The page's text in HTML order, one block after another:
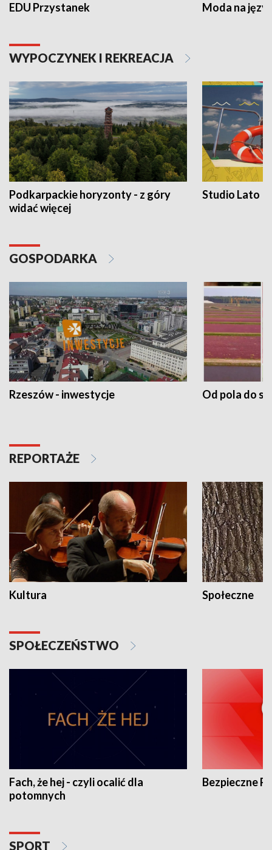
EDU Przystanek Moda na
WYPOCZYNEK I REKREACJA
Podkarpackie horyzonty - z góry
widać więcej
Studio Lato
GOSPODARKA
Rzeszów - inwestycje Od pola do
REPORTAŻE
Kultura Społeczne
SPOŁECZEŃSTWO
Fach, że hej - czyli ocalić dla
potomnych
Bezpieczne
SPORT